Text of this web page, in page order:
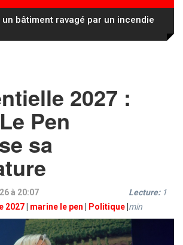
France Femmes : la Française
2027 :
Pen
sa
à 20:07
2027 marine le pen Politique
Lecture: 1
min